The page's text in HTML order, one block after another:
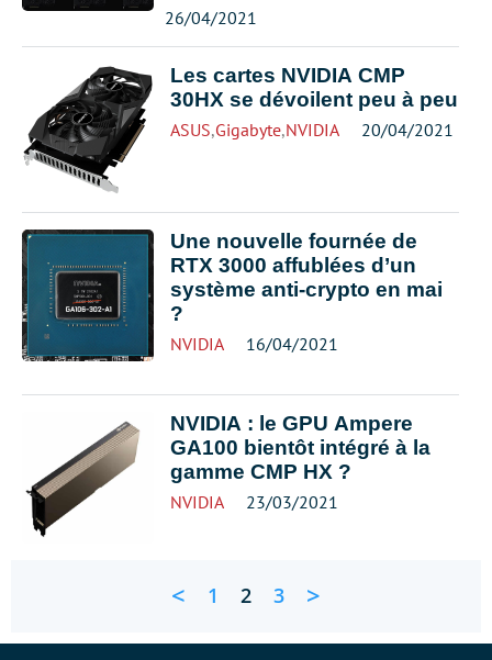
26/04/2021
Les cartes NVIDIA CMP
30HX se dévoilent peu à peu
ASUS,Gigabyte,NVIDIA 20/04/2021
Une nouvelle fournée de
RTX 3000 affublées d’un
système anti-crypto en mai
?
NVIDIA 16/04/2021
NVIDIA : le GPU Ampere
GA100 bientôt intégré à la
gamme CMP HX ?
NVIDIA 23/03/2021
< 1 2 3 >